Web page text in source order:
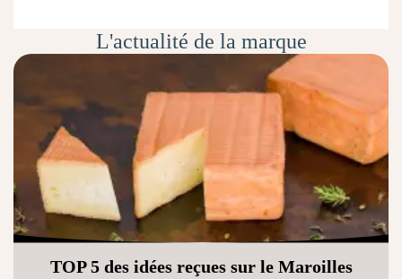
L'actualité de la marque
TOP 5 des idées reçues sur le Maroilles